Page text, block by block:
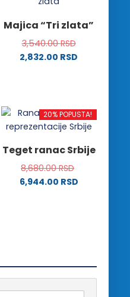
više
Opcije
mogu
biti
proizvoda.
Majica “Tri zlata”
3,540.00RSD
2,832.00 RSD
više
varijanti.
mogu
biti
izabrane
20% POPUSTA!
Teget ranac Srbije
8,680.00RSD
6,944.00 RSD